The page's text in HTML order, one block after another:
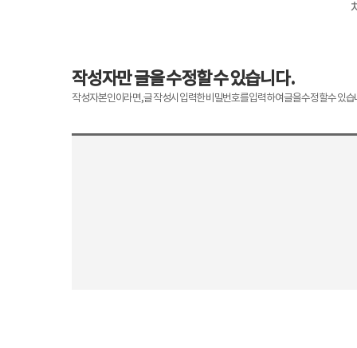
작성자만 글을 수정할 수 있습니다.
작성자 본인이라면, 글 작성시 입력한 비밀번호를 입력하여 글을 수정할 수 있습